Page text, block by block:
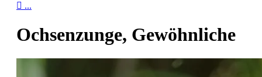
 ...
Ochsenzunge, Gewöhnliche